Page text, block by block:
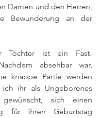
Damen und den Herren,
Bewunderung an der
Töchter ist ein Fast-
absehbar war,
knappe Partie werden
ihr als Ungeborenes
sich einen
für ihren Geburtstag